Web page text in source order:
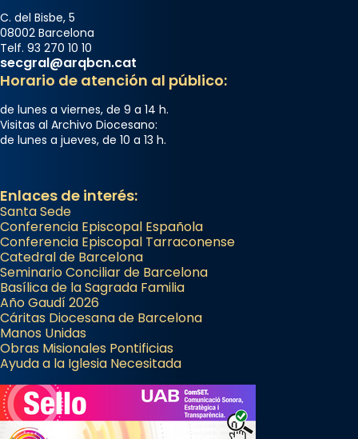
C. del Bisbe, 5
08002 Barcelona
Telf. 93 270 10 10
secgral@arqbcn.cat
Horario de atención al público:
de lunes a viernes, de 9 a 14 h.
Visitas al Archivo Diocesano:
de lunes a jueves, de 10 a 13 h.
Enlaces de interés:
Santa Sede
Conferencia Episcopal Española
Conferencia Episcopal Tarraconense
Catedral de Barcelona
Seminario Conciliar de Barcelona
Basílica de la Sagrada Familia
Año Gaudí 2026
Cáritas Diocesana de Barcelona
Manos Unidas
Obras Misionales Pontificias
Ayuda a la Iglesia Necesitada